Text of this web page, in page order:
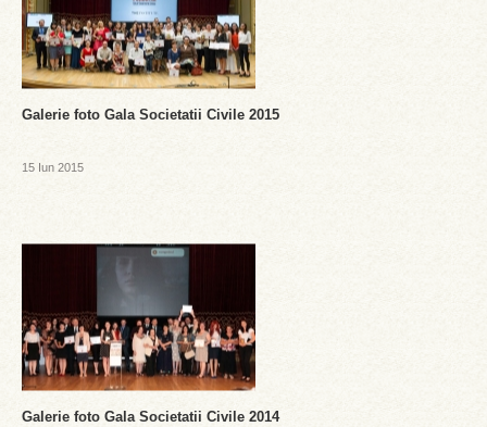
Galerie foto Gala Societatii Civile 2015
15 Iun 2015
Galerie foto Gala Societatii Civile 2014